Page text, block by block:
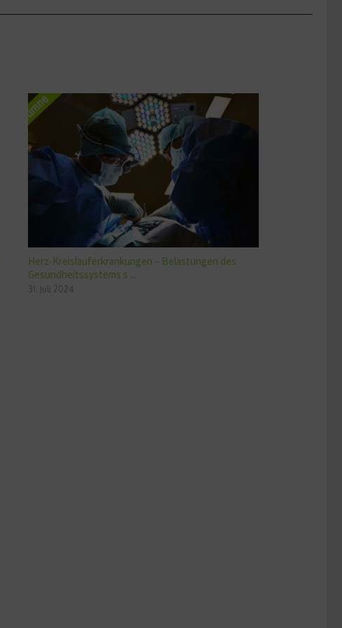
Herz-Kreislauferkrankungen – Belastungen des
Gesundheitssystems s ...
31. Juli 2024